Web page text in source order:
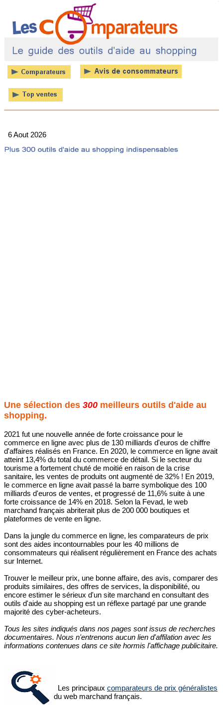
6 Aout 2026
Une sélection des 300 meilleurs outils d'aide au
shopping.
2021 fut une nouvelle année de forte croissance pour le
commerce en ligne avec plus de 130 milliards d'euros de chiffre
d'affaires réalisés en France. En 2020, le commerce en ligne avait
atteint 13,4% du total du commerce de détail. Si le secteur du
tourisme a fortement chuté de moitié en raison de la crise
sanitaire, les ventes de produits ont augmenté de 32% ! En 2019,
le commerce en ligne avait passé la barre symbolique des 100
milliards d'euros de ventes, et progressé de 11,6% suite à une
forte croissance de 14% en 2018. Selon la Fevad, le web
marchand français abriterait plus de 200 000 boutiques et
plateformes de vente en ligne.
Dans la jungle du commerce en ligne, les comparateurs de prix
sont des aides incontournables pour les 40 millions de
consommateurs qui réalisent régulièrement en France des achats
sur Internet.
Trouver le meilleur prix, une bonne affaire, des avis, comparer des
produits similaires, des offres de services, la disponibilité, ou
encore estimer le sérieux d'un site marchand en consultant des
outils d'aide au shopping est un réflexe partagé par une grande
majorité des cyber-acheteurs.
Tous les sites indiqués dans nos pages sont issus de recherches
documentaires. Nous n'entrenons aucun lien d'affilation avec les
informations contenues dans ce site hormis l'affichage publicitaire.
Les principaux comparateurs de prix généralistes
du web marchand français.